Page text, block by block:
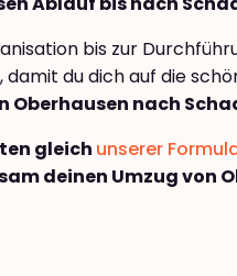
bis zur
damit du dich auf die
Oberhausen nach
gleich unserer
deinen Umzug von